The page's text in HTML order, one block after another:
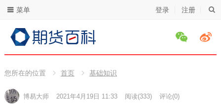
登录 注册
菜单
您所在的位置 首页 基础知识
博易大师 2021年4月19日 11:33 阅读(333) 评论(0)